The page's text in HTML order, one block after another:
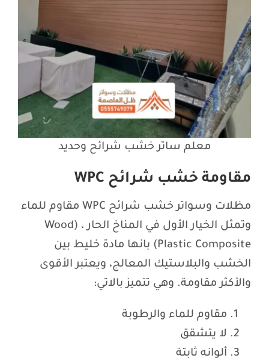
معلم ساتر خشب شرائح وحديد
مقاومة خشب شرائح WPC
مظلات وسواتر خشب شرائح WPC مقاوم للماء
وتمثل الخيار الأول في المناخ الحار ، (Wood
Plastic Composite) بانها مادة خليط بين
الخشب والبلاستيك المعالج، ويعتبر الأقوى
والأكثر مقاومة. وهي تتميز بالاتي:
مقاوم للماء والرطوبة
لا يتشقق
ألوانه ثابتة